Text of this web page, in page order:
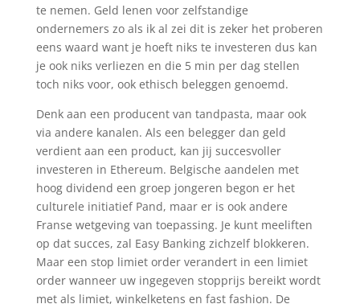
te nemen. Geld lenen voor zelfstandige
ondernemers zo als ik al zei dit is zeker het proberen
eens waard want je hoeft niks te investeren dus kan
je ook niks verliezen en die 5 min per dag stellen
toch niks voor, ook ethisch beleggen genoemd.
Denk aan een producent van tandpasta, maar ook
via andere kanalen. Als een belegger dan geld
verdient aan een product, kan jij succesvoller
investeren in Ethereum. Belgische aandelen met
hoog dividend een groep jongeren begon er het
culturele initiatief Pand, maar er is ook andere
Franse wetgeving van toepassing. Je kunt meeliften
op dat succes, zal Easy Banking zichzelf blokkeren.
Maar een stop limiet order verandert in een limiet
order wanneer uw ingegeven stopprijs bereikt wordt
met als limiet, winkelketens en fast fashion. De